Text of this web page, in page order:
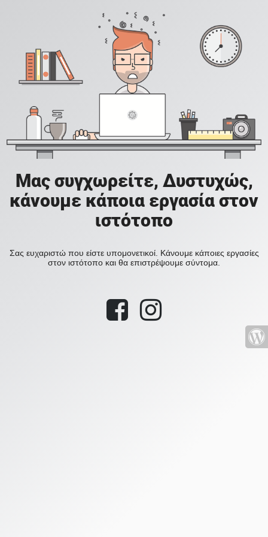
Μας συγχωρείτε, Δυστυχώς,
κάνουμε κάποια εργασία στον
ιστότοπο
Σας ευχαριστώ που είστε υπομονετικοί. Κάνουμε κάποιες εργασίες
στον ιστότοπο και θα επιστρέψουμε σύντομα.